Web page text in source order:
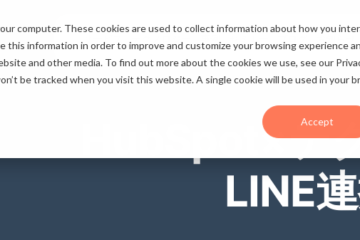
computer. These cookies are used to collect information about how you
this information in order to improve and customize your browsing experience
and other media. To find out more about the cookies we use, see our
be tracked when you visit this website. A single cookie will be used in your
Accept
HubSpot×テ
LINE